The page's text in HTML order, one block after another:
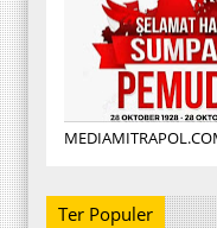
Ter Populer